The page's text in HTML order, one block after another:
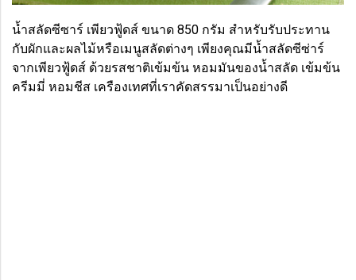
น้ำสลัดซีซาร์ เพียวฟู้ดส์ ขนาด 850 กรัม สำหรับรับประทาน
กับผักและผลไม้หรือเมนูสลัดต่างๆ เพียงคุณมีน้ำสลัดซีซ่าร์
จากเพียวฟู้ดส์ ด้วยรสชาติเข้มข้น หอมมันของน้ำสลัด เข้มข้น
ครีมมี่ หอมชีส เครืองเทศที่เราคัดสรรมาเป็นอย่างดี